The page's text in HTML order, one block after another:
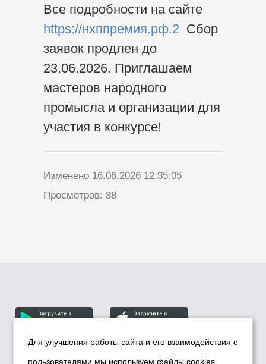
Все подробности на сайте
https://нхппремия.рф.2 Сбор
заявок продлен до
23.06.2026. Приглашаем
мастеров народного
промысла и организации для
участия в конкурсе!
Изменено 16.06.2026 12:35:05
Просмотров: 88
Для улучшения работы сайта и его взаимодействия с
пользователями мы используем файлы cookies.